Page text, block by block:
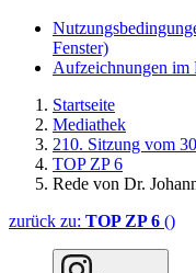
Fenster)
Aufzeichnungen im
Startseite
Mediathek
210. Sitzung vom
TOP ZP 6
Rede von Dr.
zurück zu: TOP ZP 6 ()